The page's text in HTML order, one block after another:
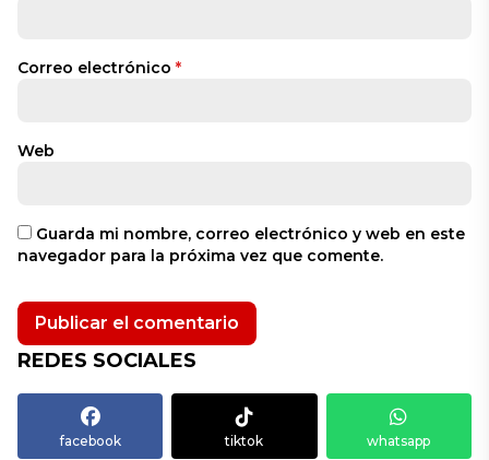
Correo electrónico *
Web
Guarda mi nombre, correo electrónico y web en este
navegador para la próxima vez que comente.
REDES SOCIALES
facebook tiktok whatsapp